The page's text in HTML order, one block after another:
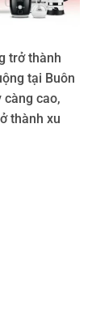
trở thành
tại Buôn
càng cao,
thành xu